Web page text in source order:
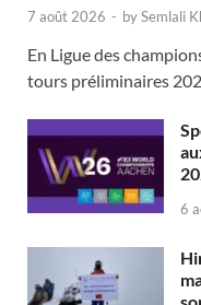
7 août 2026 - bySemlali
En Ligue des
tours préliminaires
6